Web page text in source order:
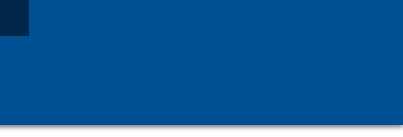
Villamı Kiraya Vermek İstiyorum